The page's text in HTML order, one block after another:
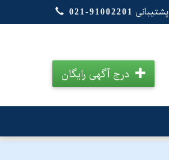
پشتیبانی 021-91002201
درج آگهی رایگان